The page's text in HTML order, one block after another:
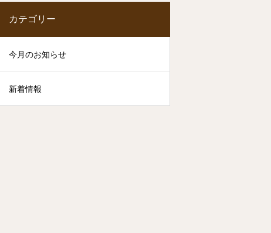
カテゴリー
今月のお知らせ
新着情報